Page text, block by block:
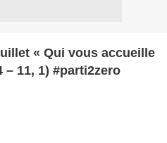
« Qui vous accueille
– 11, 1) #parti2zero